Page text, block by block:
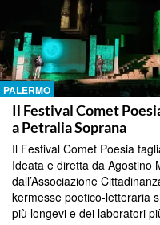
PALERMO
Il Festival Comet
a Petralia Soprana
Il Festival Comet Poesia
Ideata e diretta da Agostino
dall’Associazione
kermesse poetico-letteraria
più longevi e dei laboratori